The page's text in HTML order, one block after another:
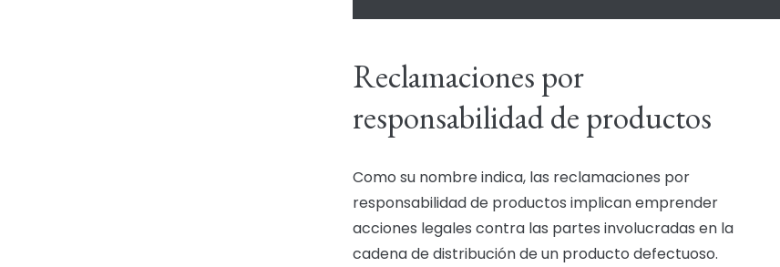
Reclamaciones por
responsabilidad de productos
Como su nombre indica, las reclamaciones por
responsabilidad de productos implican emprender
acciones legales contra las partes involucradas en la
cadena de distribución de un producto defectuoso.